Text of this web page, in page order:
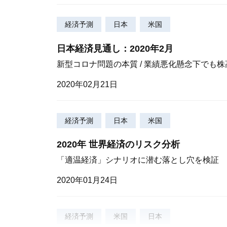
経済予測 日本 米国
日本経済見通し：2020年2月
新型コロナ問題の本質 / 業績悪化懸念下でも
2020年02月21日
経済予測 日本 米国
2020年 世界経済のリスク分析
「適温経済」シナリオに潜む落とし穴を検証
2020年01月24日
経済予測 米国 日本